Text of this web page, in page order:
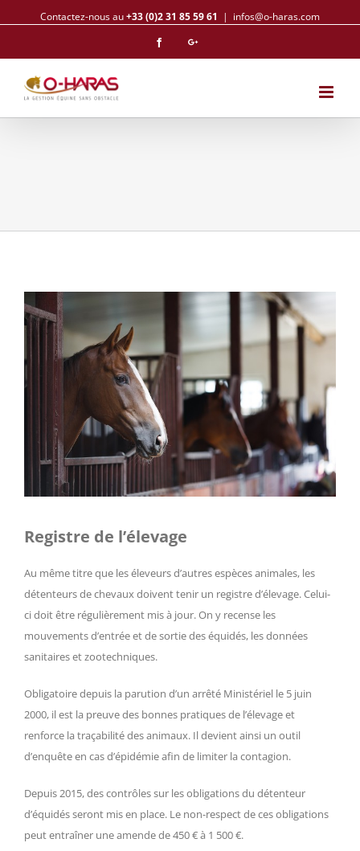
Contactez-nous au+33 (0)2 31 85 59 61 | infos@o-haras.com
FacebookGoogleplus
Voir
l'image
agrandie
Registre de l’élevage
Au même titre que les éleveurs d’autres espèces animales, les
détenteurs de chevaux doivent tenir un registre d’élevage. Celui-
ci doit être régulièrement mis à jour. On y recense les
mouvements d’entrée et de sortie des équidés, les données
sanitaires et zootechniques.
Obligatoire depuis la parution d’un arrêté Ministériel le 5 juin
2000, il est la preuve des bonnes pratiques de l’élevage et
renforce la traçabilité des animaux. Il devient ainsi un outil
d’enquête en cas d’épidémie afin de limiter la contagion.
Depuis 2015, des contrôles sur les obligations du détenteur
d’équidés seront mis en place. Le non-respect de ces obligations
peut entraîner une amende de 450 € à 1 500 €.